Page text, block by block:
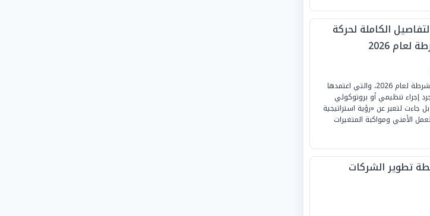
الكاملة لحركة
2026
لم تكن حركة ترقيات وتنقلات ضباط الشرطة لعام 2026، والتي اعتمدها
إجراء تنظيمي أو بروتوكولي
جاءت لتعبر عن «رؤية استراتيجية
الأمني ومواكبة المتغيرات
تطوير الشركات